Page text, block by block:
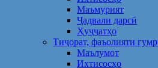
Маъмурият
Ҷадвали дарсӣ
Ҳуҷҷатҳо
Тиҷорат, фаъолияти
Маълумот
Ихтисосҳо